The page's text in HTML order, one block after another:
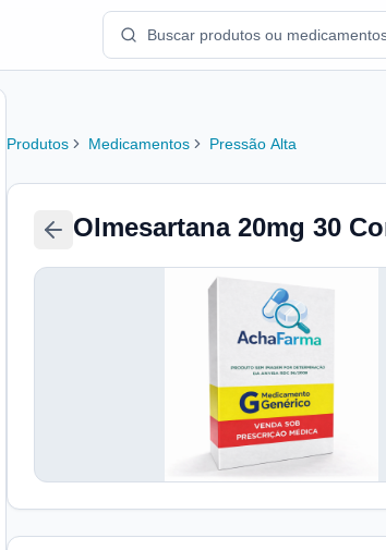
Produtos Medicamentos Pressão Alta
Olmesartana 20mg 30